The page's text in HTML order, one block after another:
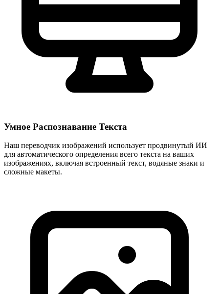
Умное Распознавание Текста
Наш переводчик изображений использует продвинутый ИИ
для автоматического определения всего текста на ваших
изображениях, включая встроенный текст, водяные знаки и
сложные макеты.